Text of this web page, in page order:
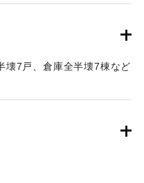
壊7戸、倉庫全半壊7棟など